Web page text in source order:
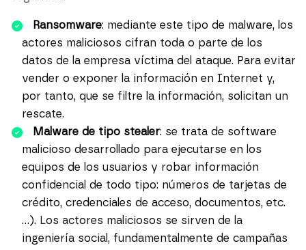
Ransomware: mediante este tipo de malware, los
actores maliciosos cifran toda o parte de los
datos de la empresa víctima del ataque. Para evitar
vender o exponer la información en Internet y,
por tanto, que se filtre la información, solicitan un
rescate.
Malware de tipo stealer: se trata de software
malicioso desarrollado para ejecutarse en los
equipos de los usuarios y robar información
confidencial de todo tipo: números de tarjetas de
crédito, credenciales de acceso, documentos, etc.
…). Los actores maliciosos se sirven de la
ingeniería social, fundamentalmente de campañas